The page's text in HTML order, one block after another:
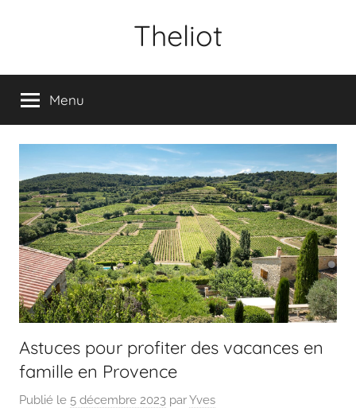
Theliot
Menu
Astuces pour profiter des vacances en
famille en Provence
Publié le 5 décembre 2023 parYves